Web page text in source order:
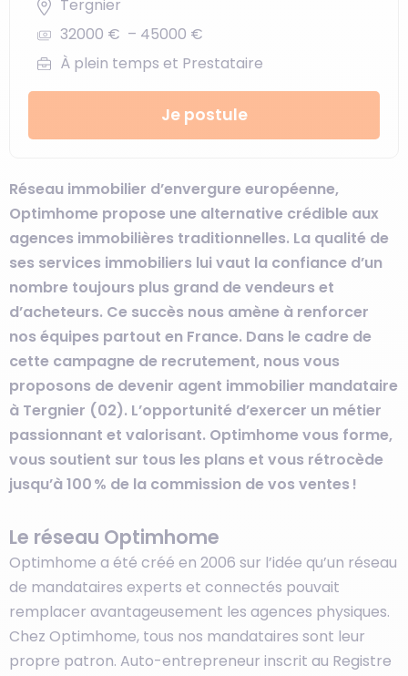
Tergnier
32000 € – 45000 €
À plein temps et Prestataire
Je postule
Réseau immobilier d’envergure européenne,
Optimhome propose une alternative crédible aux
agences immobilières traditionnelles. La qualité de
ses services immobiliers lui vaut la confiance d’un
nombre toujours plus grand de vendeurs et
d’acheteurs. Ce succès nous amène à renforcer
nos équipes partout en France. Dans le cadre de
cette campagne de recrutement, nous vous
proposons de devenir agent immobilier mandataire
à Tergnier (02). L’opportunité d’exercer un métier
passionnant et valorisant. Optimhome vous forme,
vous soutient sur tous les plans et vous rétrocède
jusqu’à 100 % de la commission de vos ventes !
Le réseau Optimhome
Optimhome a été créé en 2006 sur l’idée qu’un réseau
de mandataires experts et connectés pouvait
remplacer avantageusement les agences physiques.
Chez Optimhome, tous nos mandataires sont leur
propre patron. Auto-entrepreneur inscrit au Registre